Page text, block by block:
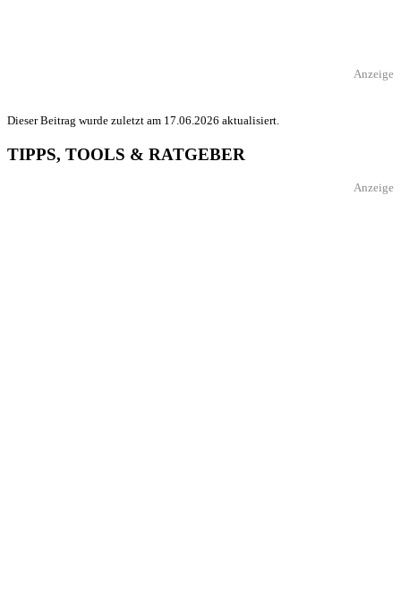
Anzeige
Dieser Beitrag wurde zuletzt am 17.06.2026 aktualisiert.
TIPPS, TOOLS & RATGEBER
Anzeige